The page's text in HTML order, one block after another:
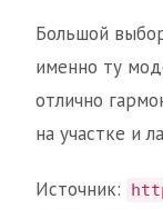
Большой
именно ту
отлично
на участке и
Источник: